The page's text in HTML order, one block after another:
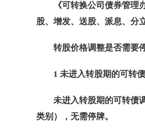
《可转换公司债券管
股、增发、送股、派息、分
转股价格调整是否需要
1 未进入转股期的可转债
未进入转股期的可转债
类别），无需停牌。